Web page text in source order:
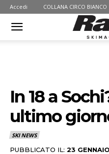
Accedi COLLANA CIRCO BIANCO
In 18 a
ultimo
SKI NEWS
PUBBLICATO IL: 23